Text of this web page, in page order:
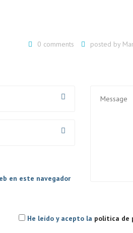
0 comments posted by
en este navegador
He leído y acepto la política de